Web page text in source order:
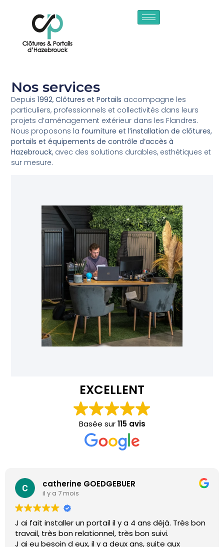
Nos services
Depuis1992,Clôtures et Portails accompagne les
particuliers, professionnels et collectivités dans leurs
projets d’aménagement extérieur dans les Flandres.
Nous proposons la fourniture et l’installation de clôtures,
portails et équipements de contrôle d’accès à
Hazebrouck, avec des solutions durables, esthétiques et
sur mesure.
EXCELLENT
Basée sur115 avis
bon
Isabelle POTIER
Entièrement satisfaits. Travail rapide et